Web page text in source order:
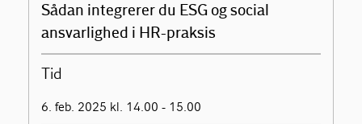
Sådan integrerer du ESG og social
ansvarlighed i HR-praksis
Tid
6. feb. 2025 kl. 14.00 - 15.00